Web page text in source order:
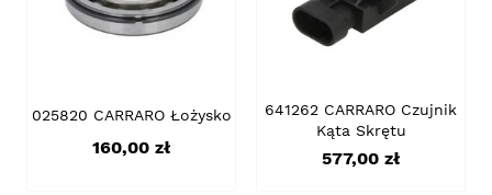
025820 CARRARO Łożysko
Cena
160,00 zł
641262 CARRARO Czujnik
Kąta Skrętu
Cena
577,00 zł